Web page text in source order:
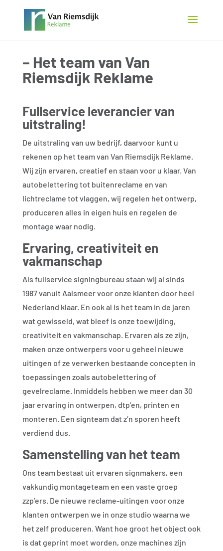
– Het team van Van
Riemsdijk Reklame
Fullservice leverancier van
uitstraling!
De uitstraling van uw bedrijf, daarvoor kunt u
rekenen op het team van Van Riemsdijk Reklame.
Wij zijn ervaren, creatief en staan voor u klaar. Van
autobelettering tot buitenreclame en van
lichtreclame tot vlaggen, wij regelen het ontwerp,
produceren alles in eigen huis en regelen de
montage waar nodig.
Ervaring, creativiteit en
vakmanschap
Als fullservice signingbureau staan wij al sinds
1987 vanuit Aalsmeer voor onze klanten door heel
Nederland klaar. En ook al is het team in de jaren
wat gewisseld, wat bleef is onze toewijding,
creativiteit en vakmanschap. Ervaren als ze zijn,
maken onze ontwerpers voor u geheel nieuwe
uitingen of ze verwerken bestaande concepten in
toepassingen zoals autobelettering of
gevelreclame. Inmiddels hebben we meer dan 30
jaar ervaring in ontwerpen, dtp’en, printen en
monteren. Een signteam dat z’n sporen heeft
verdiend dus.
Samenstelling van het team
Ons team bestaat uit ervaren signmakers, een
vakkundig montageteam en een vaste groep
zzp’ers. De nieuwe reclame-uitingen voor onze
klanten ontwerpen we in onze studio waarna we
het zelf produceren. Want hoe groot het object ook
is dat geprint moet worden, onze machines zijn